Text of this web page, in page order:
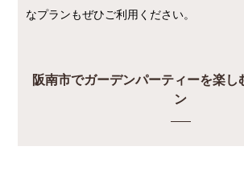
なプランもぜひご利用ください。
阪南市でガーデンパーティーを楽し
ン